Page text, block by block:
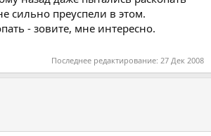
сильно преуспели в этом.
- зовите, мне интересно.
Последнее редактирование: 27 Дек 2008